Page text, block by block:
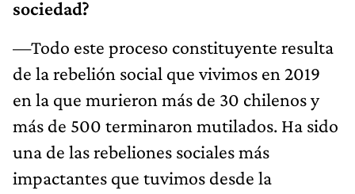
sociedad?
—Todo este proceso constituyente resulta
de la rebelión social que vivimos en 2019
en la que murieron más de 30 chilenos y
más de 500 terminaron mutilados. Ha sido
una de las rebeliones sociales más
impactantes que tuvimos desde la